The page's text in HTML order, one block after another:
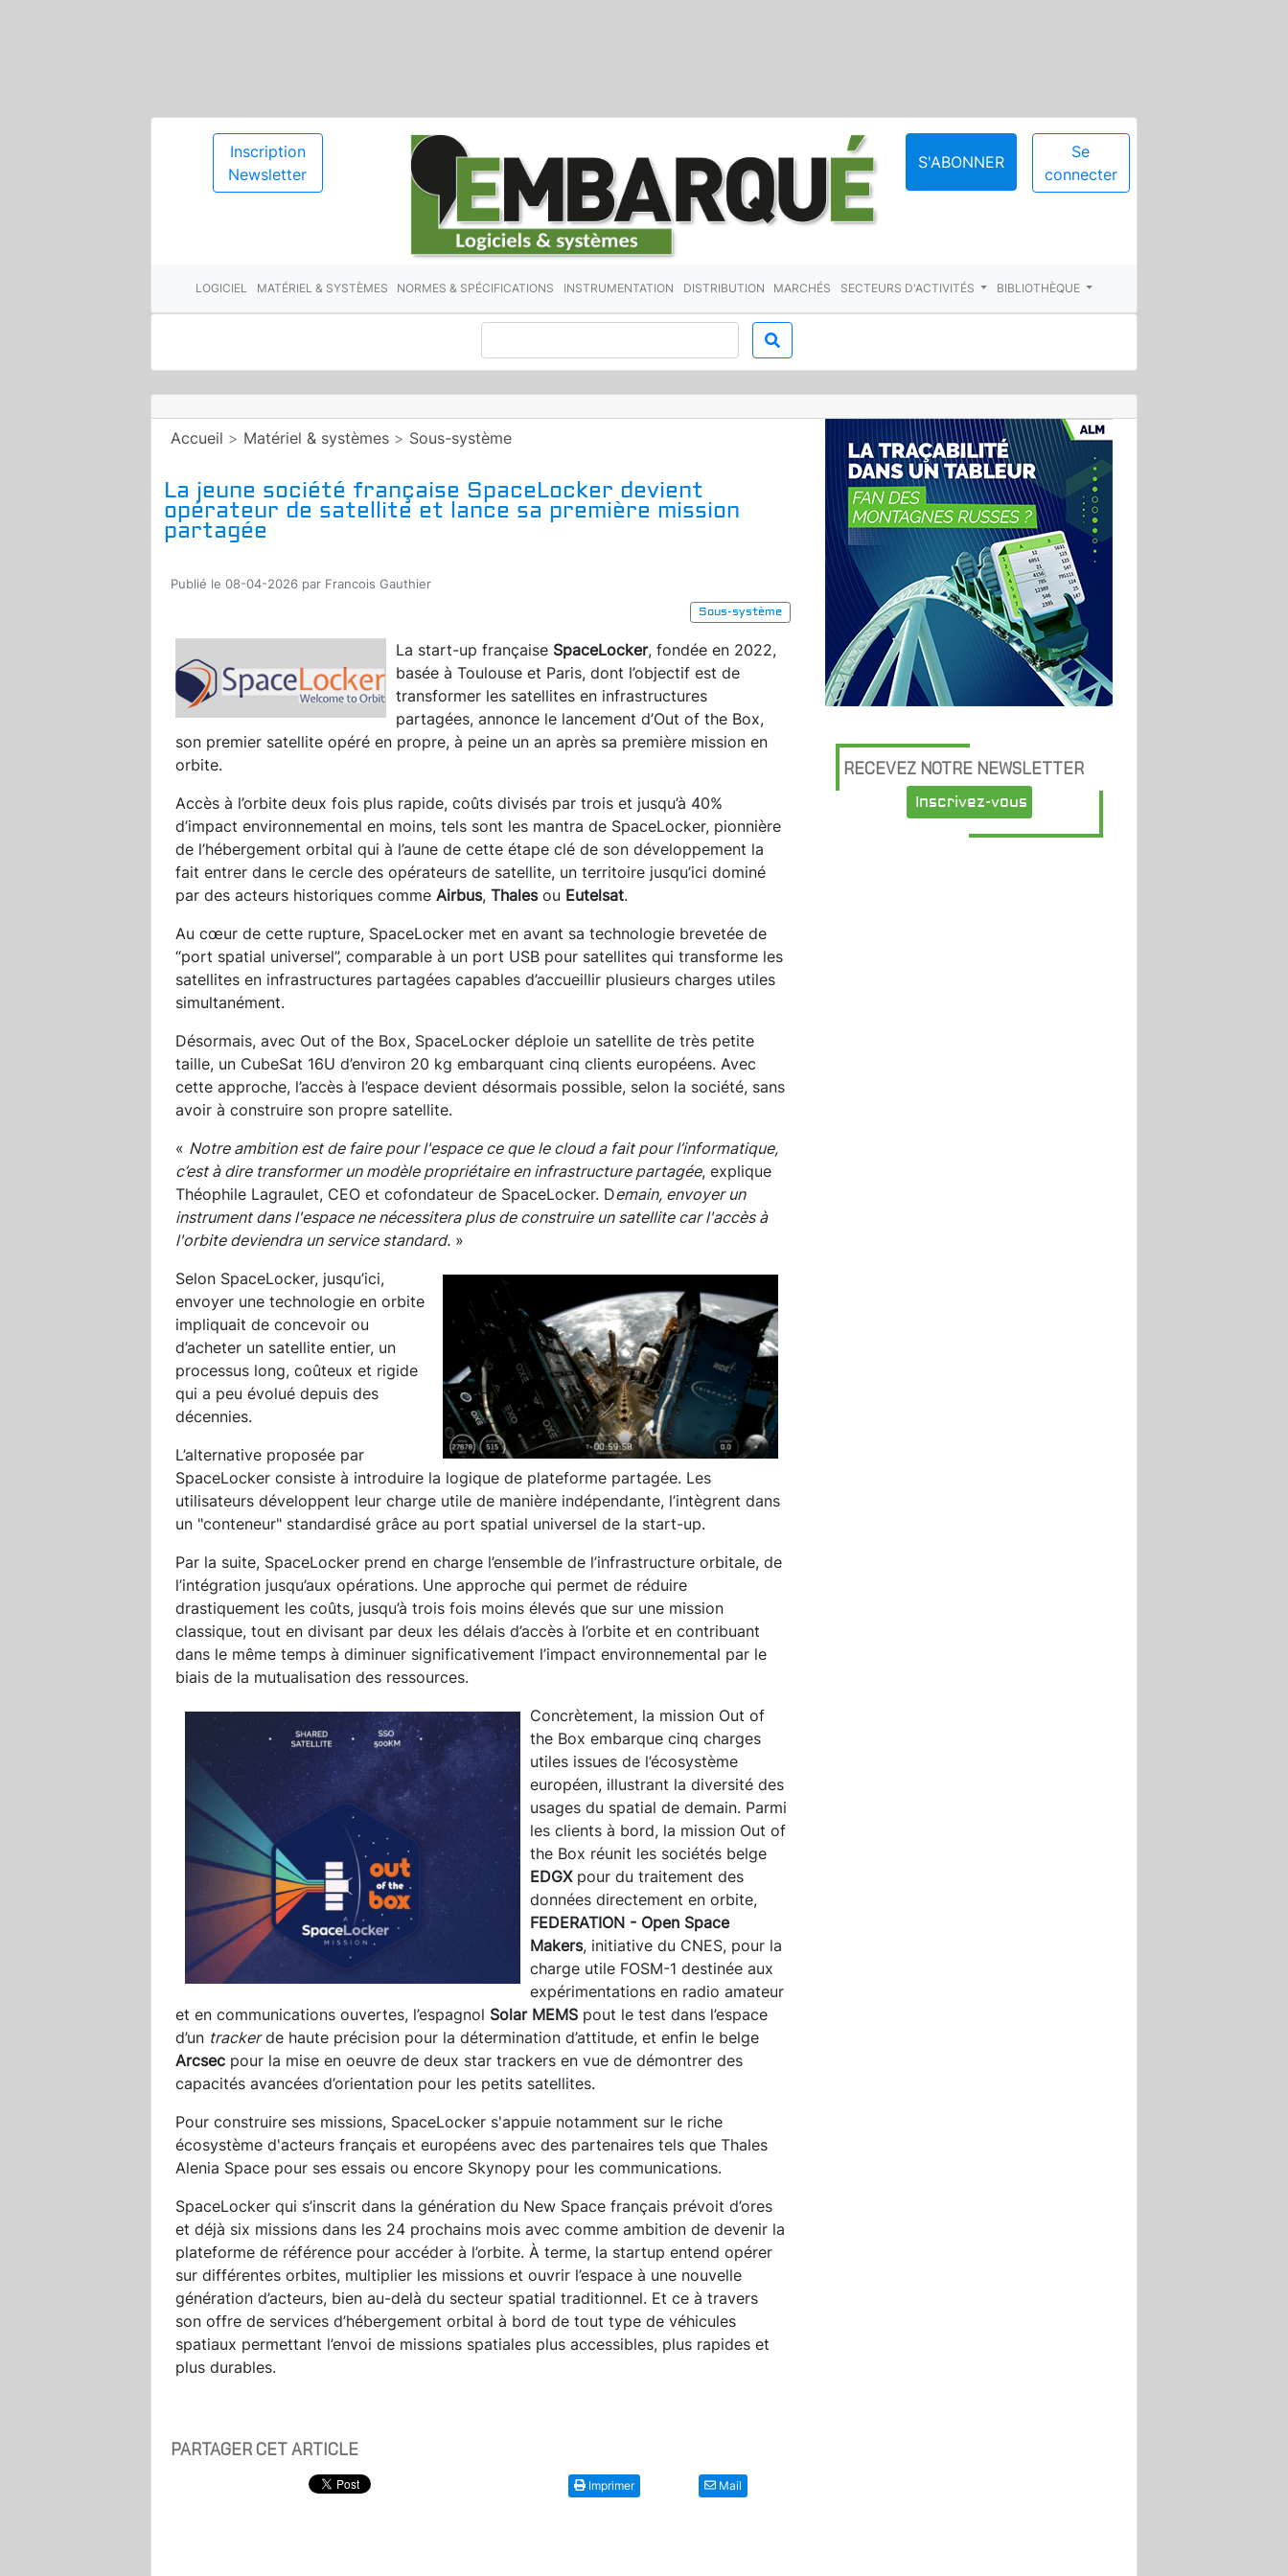
Inscription
Newsletter
S'ABONNER
Se
connecter
LOGICIEL MATÉRIEL & SYSTÈMES NORMES & SPÉCIFICATIONS INSTRUMENTATION DISTRIBUTION MARCHÉS SECTEURS D'ACTIVITÉS BIBLIOTHÈQUE
Accueil > Matériel & systèmes > Sous-système
La jeune société française SpaceLocker devient
opérateur de satellite et lance sa première mission
partagée
Publié le 08-04-2026 par Francois Gauthier
Sous-système
La start-up française SpaceLocker, fondée en 2022,
basée à Toulouse et Paris, dont l’objectif est de
transformer les satellites en infrastructures
partagées, annonce le lancement d’Out of the Box,
son premier satellite opéré en propre, à peine un an après sa première mission en
orbite.
Accès à l’orbite deux fois plus rapide, coûts divisés par trois et jusqu’à 40%
d’impact environnemental en moins, tels sont les mantra de SpaceLocker, pionnière
de l’hébergement orbital qui à l’aune de cette étape clé de son développement la
fait entrer dans le cercle des opérateurs de satellite, un territoire jusqu’ici dominé
par des acteurs historiques comme Airbus, Thalesou Eutelsat.
Au cœur de cette rupture, SpaceLocker met en avant sa technologie brevetée de
“port spatial universel”, comparable à un port USB pour satellites qui transforme les
satellites en infrastructures partagées capables d’accueillir plusieurs charges utiles
simultanément.
Désormais, avec Out of the Box, SpaceLocker déploie un satellite de très petite
taille, un CubeSat 16U d’environ 20 kg embarquant cinq clients européens. Avec
cette approche, l’accès à l’espace devient désormais possible, selon la société, sans
avoir à construire son propre satellite.
« Notre ambition est de faire pour l'espace ce que le cloud a fait pour l’informatique,
c’est à dire transformer un modèle propriétaire en infrastructure partagée, explique
Théophile Lagraulet, CEO et cofondateur de SpaceLocker. Demain, envoyer un
instrument dans l'espace ne nécessitera plus de construire un satellite car l'accès à
l'orbite deviendra un service standard. »
Selon SpaceLocker, jusqu’ici,
envoyer une technologie en orbite
impliquait de concevoir ou
d’acheter un satellite entier, un
processus long, coûteux et rigide
qui a peu évolué depuis des
décennies.
L’alternative proposée par
SpaceLocker consiste à introduire la logique de plateforme partagée. Les
utilisateurs développent leur charge utile de manière indépendante, l’intègrent dans
un "conteneur" standardisé grâce au port spatial universel de la start-up.
Par la suite, SpaceLocker prend en charge l’ensemble de l’infrastructure orbitale, de
l’intégration jusqu’aux opérations. Une approche qui permet de réduire
drastiquement les coûts, jusqu’à trois fois moins élevés que sur une mission
classique, tout en divisant par deux les délais d’accès à l’orbite et en contribuant
dans le même temps à diminuer significativement l’impact environnemental par le
biais de la mutualisation des ressources.
Concrètement, la mission Out of
the Box embarque cinq charges
utiles issues de l’écosystème
européen, illustrant la diversité des
usages du spatial de demain. Parmi
les clients à bord, la mission Out of
the Box réunit les sociétés belge
EDGXpour du traitement des
données directement en orbite,
FEDERATION - Open Space
Makers, initiative du CNES, pour la
charge utile FOSM-1 destinée aux
expérimentations en radio amateur
et en communications ouvertes, l’espagnol Solar MEMS pout le test dans l’espace
d’un trackerde haute précision pour la détermination d’attitude, et enfin le belge
Arcsec pour la mise en oeuvre de deux star trackers en vue de démontrer des
capacités avancées d’orientation pour les petits satellites.
Pour construire ses missions, SpaceLocker s'appuie notamment sur le riche
écosystème d'acteurs français et européens avec des partenaires tels que Thales
Alenia Space pour ses essais ou encore Skynopy pour les communications.
SpaceLocker qui s’inscrit dans la génération du New Space français prévoit d’ores
et déjà six missions dans les 24 prochains mois avec comme ambition de devenir la
plateforme de référence pour accéder à l’orbite. À terme, la startup entend opérer
sur différentes orbites, multiplier les missions et ouvrir l’espace à une nouvelle
génération d’acteurs, bien au-delà du secteur spatial traditionnel. Et ce à travers
son offre de services d’hébergement orbital à bord de tout type de véhicules
spatiaux permettant l’envoi de missions spatiales plus accessibles, plus rapides et
plus durables.
PARTAGER CET ARTICLE
Imprimer Mail
RECEVEZ NOTRE NEWSLETTER
Inscrivez-vous